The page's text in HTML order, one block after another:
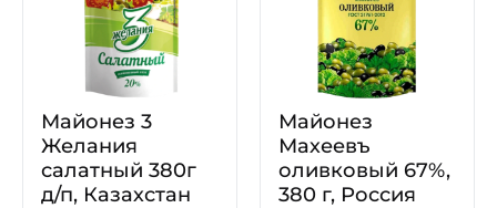
Майонез 3
Желания
салатный 380г
д/п, Казахстан
Майонез
Махеевъ
оливковый 67%,
380 г, Россия